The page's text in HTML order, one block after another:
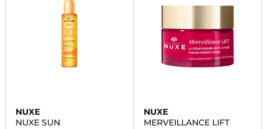
NUXE
NUXE SUN
NUXE
MERVEILLANCE LIFT